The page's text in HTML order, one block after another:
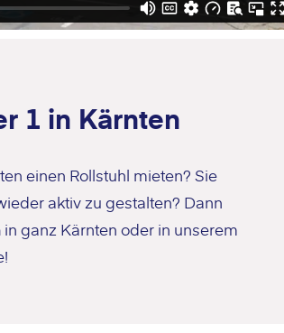
1 in Kärnten
einen Rollstuhl mieten? Sie
aktiv zu gestalten? Dann
in ganz Kärnten oder in unserem